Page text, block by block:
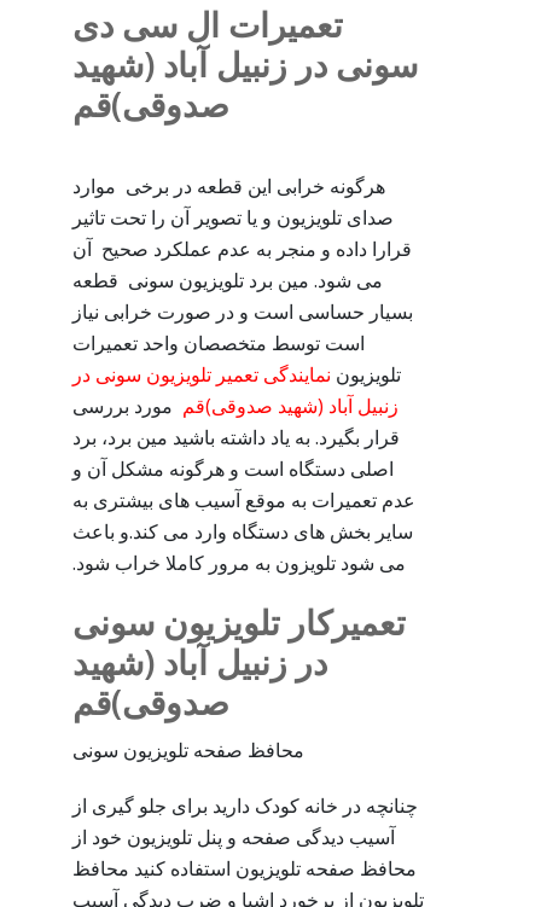
تعمیرات ال سی دی
سونی در زنبیل آباد (شهید
صدوقی)قم
هرگونه خرابی این قطعه در برخی موارد
صدای تلویزیون و یا تصویر آن را تحت تاثیر
قرارا داده و منجر به عدم عملکرد صحیح آن
می شود. مین برد تلویزیون سونی قطعه
بسیار حساسی است و در صورت خرابی نیاز
است توسط متخصصان واحد تعمیرات
تلویزیون نمایندگی تعمیر تلویزیون سونی در
زنبیل آباد (شهید صدوقی)قم مورد بررسی
قرار بگیرد. به یاد داشته باشید مین برد، برد
اصلی دستگاه است و هرگونه مشکل آن و
عدم تعمیرات به موقع آسیب های بیشتری به
سایر بخش های دستگاه وارد می کند.و باعث
می شود تلویزون به مرور کاملا خراب شود.
تعمیرکار تلویزیون سونی
در زنبیل آباد (شهید
صدوقی)قم
محافظ صفحه تلویزیون سونی
چنانچه در خانه کودک دارید برای جلو گیری از
آسیب دیدگی صفحه و پنل تلویزیون خود از
محافظ صفحه تلویزیون استفاده کنید محافظ
تلویزیون از برخورد اشیا و ضرب دیدگی آسیب